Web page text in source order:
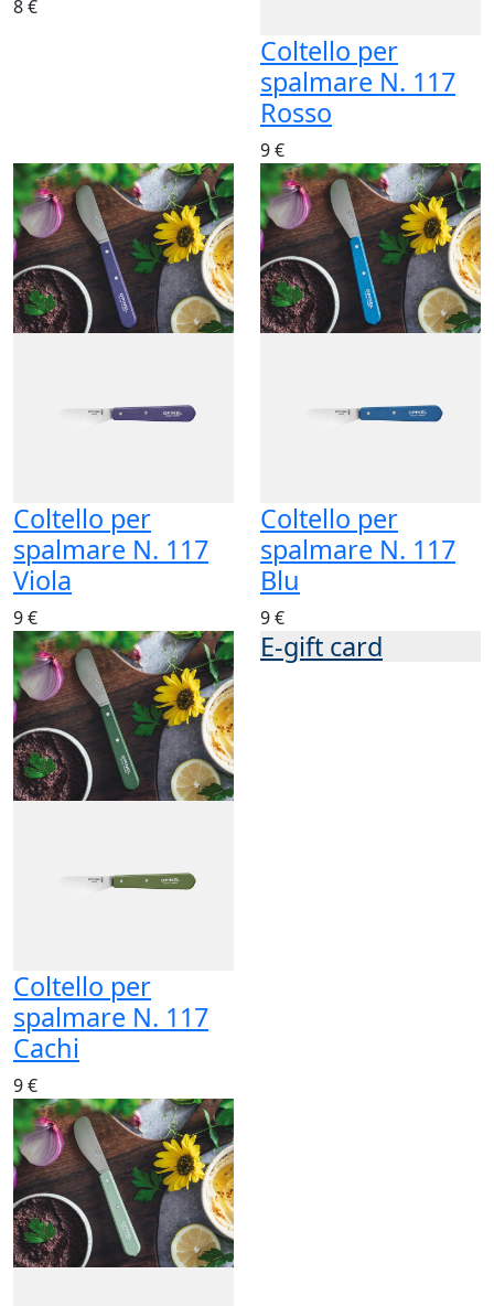
8 €
Coltello per
spalmare N. 117
Rosso
9 €
Coltello per
spalmare N. 117
Viola
9 €
Coltello per
spalmare N. 117
Blu
9 €
Coltello per
spalmare N. 117
Cachi
9 €
E-gift card